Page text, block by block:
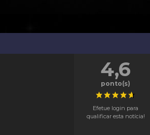
4,6
ponto(s)
Efetue login para
qualificar esta notícia!